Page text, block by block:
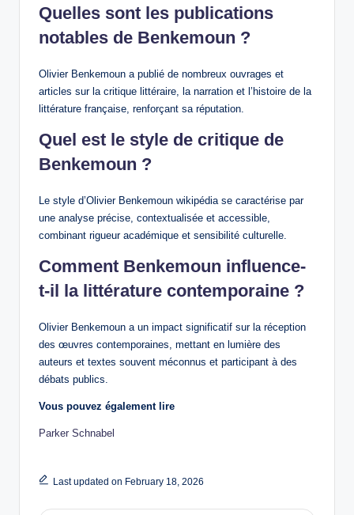
Quelles sont les publications
notables de Benkemoun ?
Olivier Benkemoun a publié de nombreux ouvrages et
articles sur la critique littéraire, la narration et l’histoire de la
littérature française, renforçant sa réputation.
Quel est le style de critique de
Benkemoun ?
Le style d’Olivier Benkemoun wikipédia se caractérise par
une analyse précise, contextualisée et accessible,
combinant rigueur académique et sensibilité culturelle.
Comment Benkemoun influence-
t-il la littérature contemporaine ?
Olivier Benkemoun a un impact significatif sur la réception
des œuvres contemporaines, mettant en lumière des
auteurs et textes souvent méconnus et participant à des
débats publics.
Vous pouvez également lire
Parker Schnabel
Last updated on February 18, 2026